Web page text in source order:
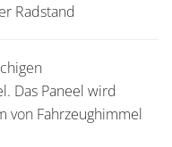
Radstand
Das Paneel wird
von Fahrzeughimmel